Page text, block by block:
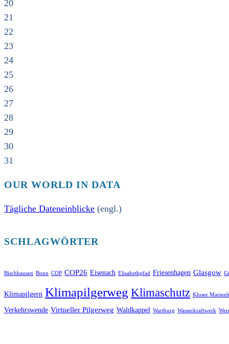
20
21
22
23
24
25
26
27
28
29
30
31
OUR WORLD IN DATA
Tägliche Dateneinblicke (engl.)
SCHLAGWÖRTER
Bischhausen Bonn COP COP26 Eisenach Elisabethpfad Friesenhagen Glasgow
Klimapilgern Klimapilgerweg Klimaschutz Kloser
Verkehrswende Virtueller Pilgerweg Waldkappel Wartburg Wasserkraftwerk